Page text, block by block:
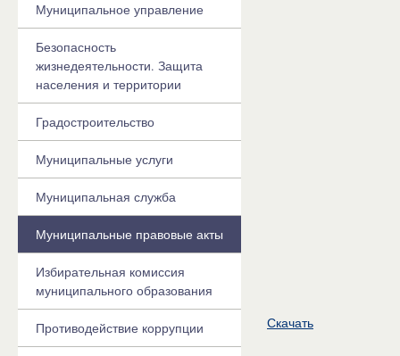
Скачать
Муниципальное управление
Безопасность
жизнедеятельности. Защита
населения и территории
Градостроительство
Муниципальные услуги
Муниципальная служба
Муниципальные правовые акты
Избирательная комиссия
муниципального образования
Противодействие коррупции